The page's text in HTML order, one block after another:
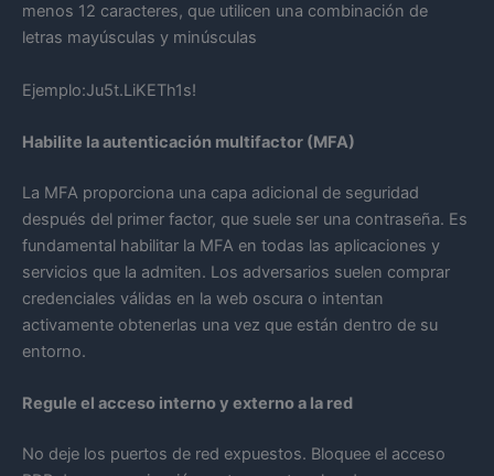
menos 12 caracteres, que utilicen una combinación de
letras mayúsculas y minúsculas
Ejemplo:Ju5t.LiKETh1s!
Habilite la autenticación multifactor (MFA)
La MFA proporciona una capa adicional de seguridad
después del primer factor, que suele ser una contraseña. Es
fundamental habilitar la MFA en todas las aplicaciones y
servicios que la admiten. Los adversarios suelen comprar
credenciales válidas en la web oscura o intentan
activamente obtenerlas una vez que están dentro de su
entorno.
Regule el acceso interno y externo a la red
No deje los puertos de red expuestos. Bloquee el acceso